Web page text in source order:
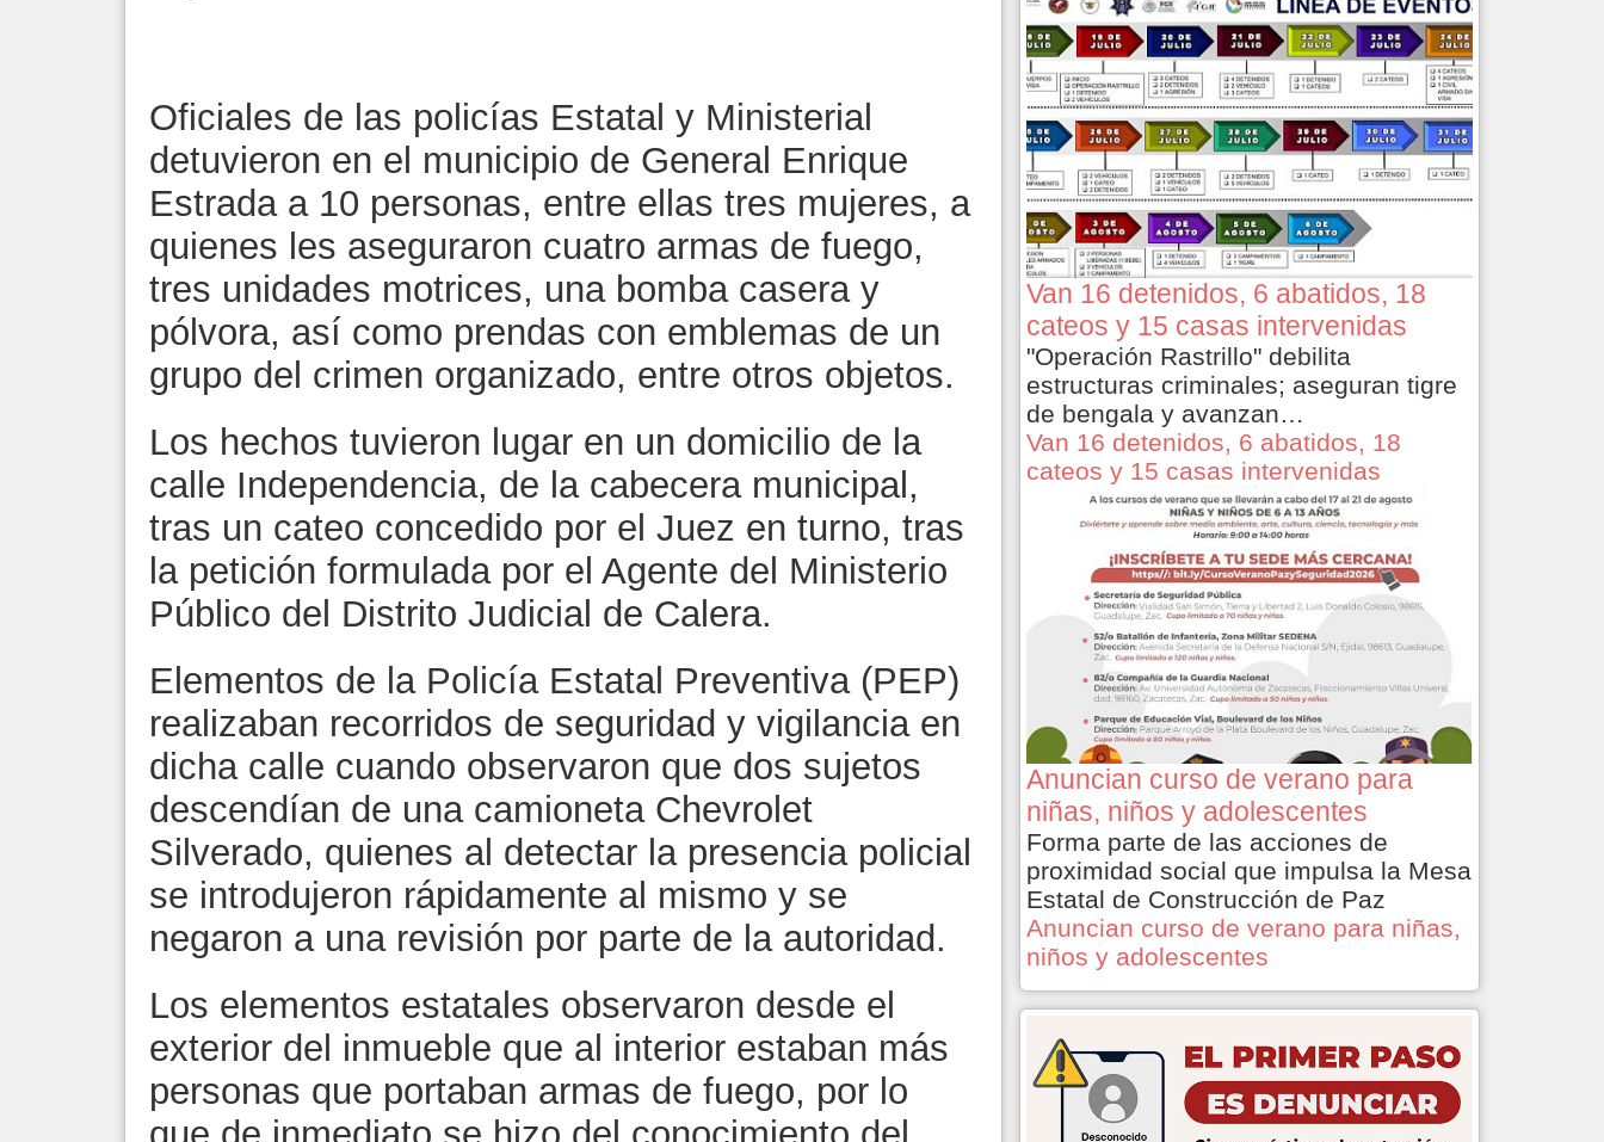
Oficiales de las policías Estatal y Ministerial
detuvieron en el municipio de General Enrique
Estrada a 10 personas, entre ellas tres mujeres, a
quienes les aseguraron cuatro armas de fuego,
tres unidades motrices, una bomba casera y
pólvora, así como prendas con emblemas de un
grupo del crimen organizado, entre otros objetos.
Los hechos tuvieron lugar en un domicilio de la
calle Independencia, de la cabecera municipal,
tras un cateo concedido por el Juez en turno, tras
la petición formulada por el Agente del Ministerio
Público del Distrito Judicial de Calera.
Elementos de la Policía Estatal Preventiva (PEP)
realizaban recorridos de seguridad y vigilancia en
dicha calle cuando observaron que dos sujetos
descendían de una camioneta Chevrolet
Silverado, quienes al detectar la presencia policial
se introdujeron rápidamente al mismo y se
negaron a una revisión por parte de la autoridad.
Los elementos estatales observaron desde el
exterior del inmueble que al interior estaban más
personas que portaban armas de fuego, por lo
Van 16 detenidos, 6 abatidos, 18
cateos y 15 casas intervenidas
"Operación Rastrillo" debilita
estructuras criminales; aseguran tigre
de bengala y avanzan…
Van 16 detenidos, 6 abatidos, 18
cateos y 15 casas intervenidas
Anuncian curso de verano para
niñas, niños y adolescentes
Forma parte de las acciones de
proximidad social que impulsa la Mesa
Estatal de Construcción de Paz
Anuncian curso de verano para niñas,
niños y adolescentes